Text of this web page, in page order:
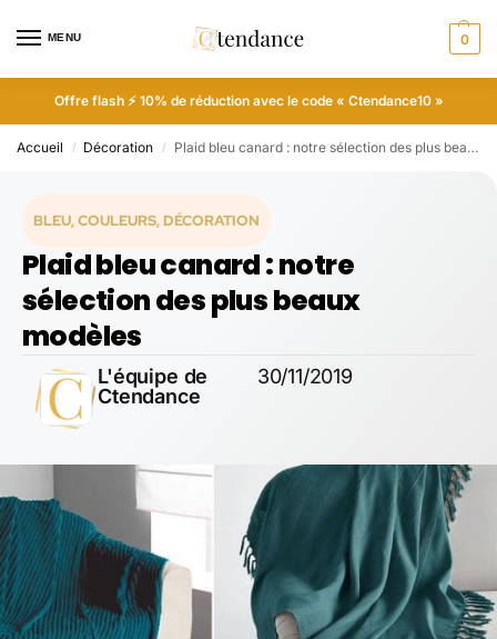
MENU 0
Offre flash ⚡ 10% de réduction avec le code « Ctendance10 »
Accueil / Décoration / Plaid bleu canard : notre sélection des plus beaux modèles
BLEU,COULEURS, DÉCORATION
Plaid bleu canard : notre
sélection des plus beaux
modèles
L'équipe de
Ctendance
30/11/2019